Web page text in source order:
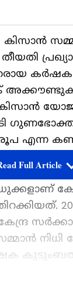
കിസാൻ
തീയതി
കിസാൻ
രൂപ എന്ന
തവണയായി
മന്ത്രി
Full Article